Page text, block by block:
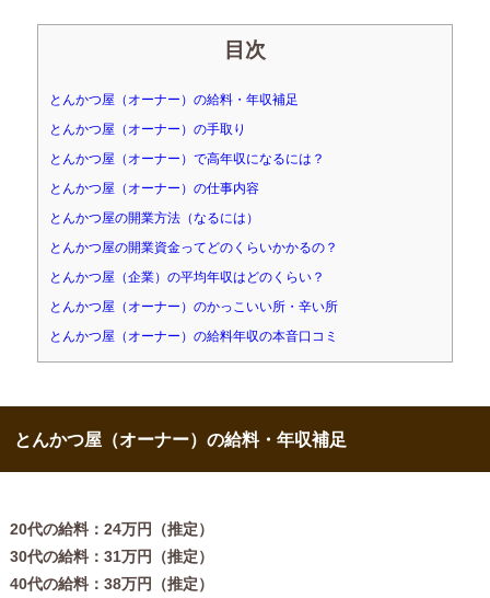
目次
とんかつ屋（オーナー）の給料・年収補足
とんかつ屋（オーナー）の手取り
とんかつ屋（オーナー）で高年収になるには？
とんかつ屋（オーナー）の仕事内容
とんかつ屋の開業方法（なるには）
とんかつ屋の開業資金ってどのくらいかかるの？
とんかつ屋（企業）の平均年収はどのくらい？
とんかつ屋（オーナー）のかっこいい所・辛い所
とんかつ屋（オーナー）の給料年収の本音口コミ
とんかつ屋（オーナー）の給料・年収補足
20代の給料：24万円（推定）
30代の給料：31万円（推定）
40代の給料：38万円（推定）